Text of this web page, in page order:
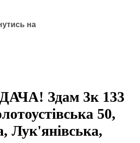
на
Здам 3к 133
50,
Лук'янівська,